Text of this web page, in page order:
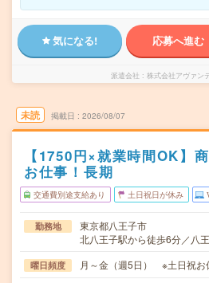
気になる! 応募へ進む
派遣会社 株式会社アヴァン
未読 掲載日 2026/08/07
【1750円×就業時間OK】
お仕事！長期
交通費別途支給あり 土日祝日が休み
勤務地
東京都八王子市
北八王子駅から徒歩6分／八
曜日頻度 月～金（週5日） ※土日祝お